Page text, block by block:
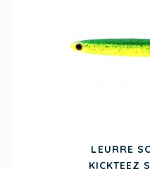
LEURRE
KICKTEEZ